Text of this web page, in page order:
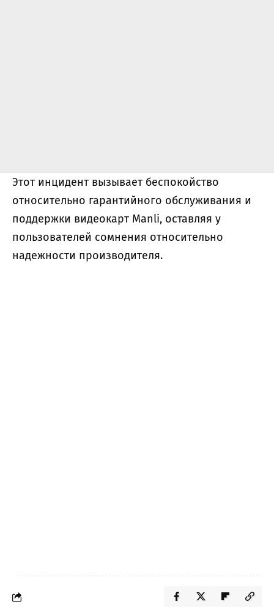
Этот инцидент вызывает беспокойство
относительно гарантийного обслуживания и
поддержки видеокарт Manli, оставляя у
пользователей сомнения относительно
надежности производителя.